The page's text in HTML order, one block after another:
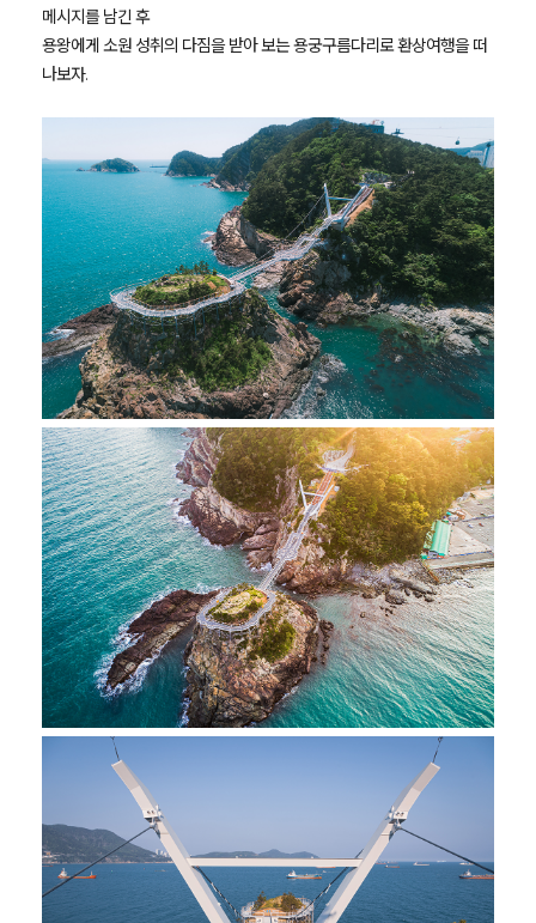
메시지를 남긴 후
용왕에게 소원 성취의 다짐을 받아 보는 용궁구름다리로 환상여행을 떠
나보자.